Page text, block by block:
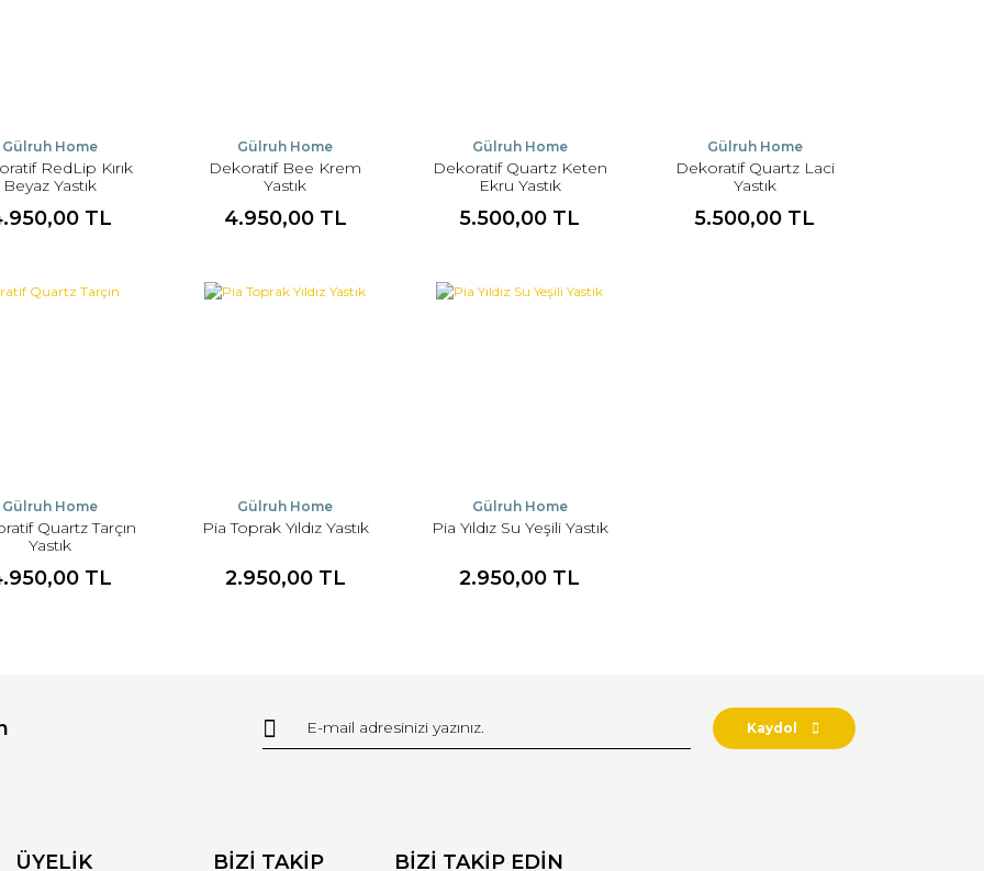
Gülruh Home
RedLip Kırık
Beyaz Yastık
TL
Gülruh Home
Dekoratif Bee Krem
Yastık
4.950,00 TL
Gülruh Home
Dekoratif Quartz Keten
Ekru Yastık
5.500,00 TL
Gülruh Home
Dekoratif Quartz Laci
Yastık
5.500,00 TL
Gülruh Home
Quartz Tarçın
Yastık
TL
Gülruh Home
Pia Toprak Yıldız Yastık
2.950,00 TL
Gülruh Home
Pia Yıldız Su Yeşili Yastık
2.950,00 TL
Kaydol
ÜYELİK BİZİ TAKİP BİZİ TAKİP EDİN